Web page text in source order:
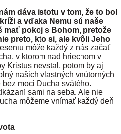
dáva istotu v tom, že to bol
a vďaka Nemu sú naše
mať pokoj s Bohom, pretože
preto, kto si, ale kvôli Jeho
môže každý z nás začať
v ktorom nad hriechom v
Kristus nevstal, potom by aj
našich vlastných vnútorných
moci Ducha svätého.
sami na seba. Ale nie
môžeme vnímať každý deň